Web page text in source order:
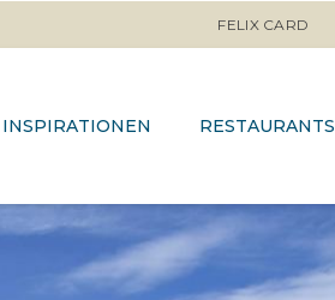
FELIX CARD
INSPIRATIONEN RESTAURANTS